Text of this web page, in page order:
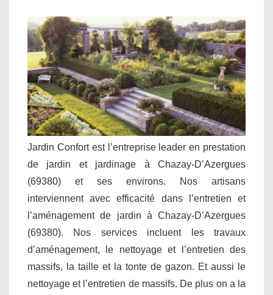
Jardin Confort est l’entreprise leader en prestation
de jardin et jardinage à Chazay-D’Azergues
(69380) et ses environs. Nos artisans
interviennent avec efficacité dans l’entretien et
l’aménagement de jardin à Chazay-D’Azergues
(69380). Nos services incluent les travaux
d’aménagement, le nettoyage et l’entretien des
massifs, la taille et la tonte de gazon. Et aussi le
nettoyage et l’entretien de massifs. De plus on a la